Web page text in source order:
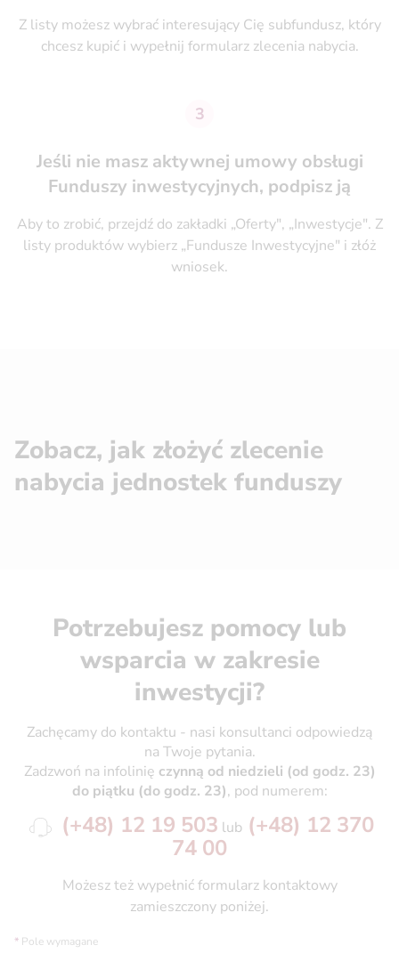
Z listy możesz wybrać interesujący Cię subfundusz, który
chcesz kupić i wypełnij formularz zlecenia nabycia.
3
Jeśli nie masz aktywnej umowy obsługi
Funduszy inwestycyjnych, podpisz ją
Aby to zrobić, przejdź do zakładki „Oferty", „Inwestycje". Z
listy produktów wybierz „Fundusze Inwestycyjne" i złóż
wniosek.
Zobacz, jak złożyć zlecenie
nabycia jednostek funduszy
Potrzebujesz pomocy lub
wsparcia w zakresie
inwestycji?
Zachęcamy do kontaktu - nasi konsultanci odpowiedzą
na Twoje pytania.
Zadzwoń na infolinię czynną od niedzieli (od godz. 23)
do piątku (do godz. 23), pod numerem:
(+48) 12 19 503 lub (+48) 12 370
74 00
Możesz też wypełnić formularz kontaktowy
zamieszczony poniżej.
* Pole wymagane